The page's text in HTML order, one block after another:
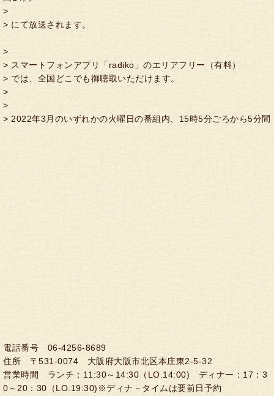
>
> にて放送されます。
>
> スマートフォンアプリ「 radiko 」のエリアフリー（有料）
> では、全国どこでも御聴取いただけます。
>
>
> 2022年3 月のいずれかの火曜日の番組内、 15時5分ごろから5分間
電話番号 06-4256-8689
住所 〒531-0074 大阪府大阪市北区本庄東2-5-32
営業時間 ランチ：11:30～14:30（LO.14:00) ディナー：17：3
0～20：30（LO.19:30)※ディナ－タイムは要前日予約